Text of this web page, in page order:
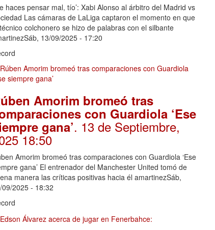
haces pensar mal, tío’: Xabi Alonso al árbitro del Madrid vs
Las cámaras de LaLiga captaron el momento en que
colchonero se hizo de palabras con el silbante
13/09/2025 - 17:20
Amorim bromeó tras
con Guardiola ‘Ese
gana’. 13 de Septiembre,
18:50
Amorim bromeó tras comparaciones con Guardiola ‘Ese
gana’ El entrenador del Manchester United tomó de
manera las críticas positivas hacia él amartinezSáb,
09/2025 - 18:32